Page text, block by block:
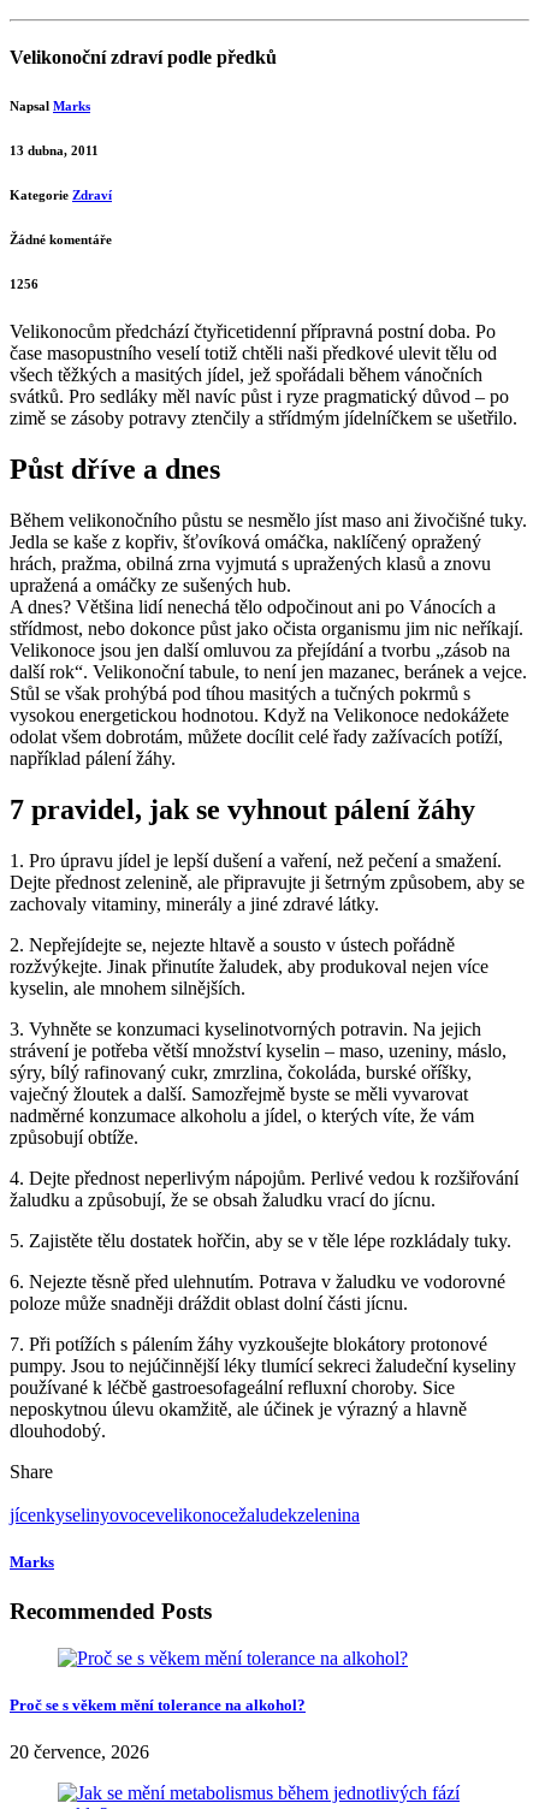
Velikonoční zdraví podle předků
Napsal Marks
13 dubna, 2011
Kategorie Zdraví
Žádné komentáře
1256
Velikonocům předchází čtyřicetidenní přípravná postní doba. Po
všech těžkých a masitých jídel, jež spořádali během vánočních
svátků. Pro sedláky měl navíc půst i ryze pragmatický důvod – po
zimě se zásoby potravy ztenčily a střídmým jídelníčkem se ušetřilo.
Půst dříve a dnes
Během velikonočního půstu se nesmělo jíst maso ani živočišné tuky.
Jedla se kaše z kopřiv, šťovíková omáčka, naklíčený opražený
hrách, pražma, obilná zrna vyjmutá s upražených klasů a znovu
upražená a omáčky ze sušených hub.
A dnes? Většina lidí nenechá tělo odpočinout ani po Vánocích a
střídmost, nebo dokonce půst jako očista organismu jim nic neříkají.
další rok“. Velikonoční tabule, to není jen mazanec, beránek a vejce.
vysokou energetickou hodnotou. Když na Velikonoce nedokážete
odolat všem dobrotám, můžete docílit celé řady zažívacích potíží,
7 pravidel, jak se vyhnout pálení žáhy
1. Pro úpravu jídel je lepší dušení a vaření, než pečení a smažení.
zachovaly vitaminy, minerály a jiné zdravé látky.
2. Nepřejídejte se, nejezte hltavě a sousto v ústech pořádně
kyselin, ale mnohem silnějších.
strávení je potřeba větší množství kyselin – maso, uzeniny, máslo,
vaječný žloutek a další. Samozřejmě byste se měli vyvarovat
způsobují obtíže.
4. Dejte přednost neperlivým nápojům. Perlivé vedou k rozšiřování